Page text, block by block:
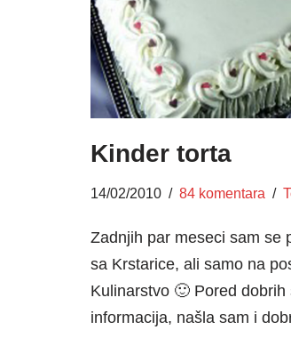
Kinder torta
14/02/2010 84 komentara
Zadnjih par meseci sam se
sa Krstarice, ali samo na
Kulinarstvo 🙂 Pored
informacija, našla sam i